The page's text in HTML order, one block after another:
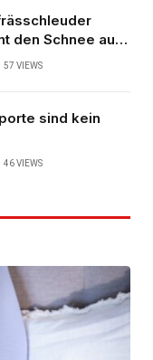
den Schnee auf
57 VIEWS
sind kein
46VIEWS